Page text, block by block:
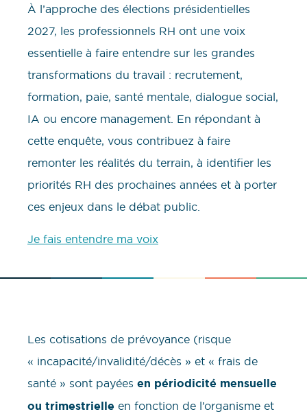
À l’approche des élections présidentielles
2027, les professionnels RH ont une voix
essentielle à faire entendre sur les grandes
transformations du travail : recrutement,
formation, paie, santé mentale, dialogue social,
IA ou encore management. En répondant à
cette enquête, vous contribuez à faire
remonter les réalités du terrain, à identifier les
priorités RH des prochaines années et à porter
ces enjeux dans le débat public.
Je fais entendre ma voix
Les cotisations de prévoyance (risque
« incapacité/invalidité/décès » et « frais de
santé » sont payées en périodicité mensuelle
ou trimestrielle en fonction de l’organisme et